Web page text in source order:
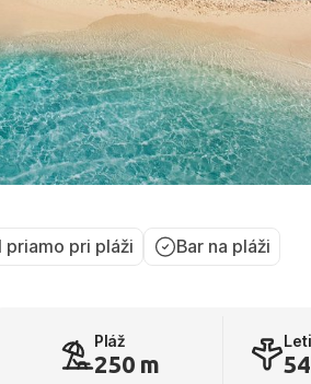
priamo pri pláži Bar na pláži
Pláž
250 m